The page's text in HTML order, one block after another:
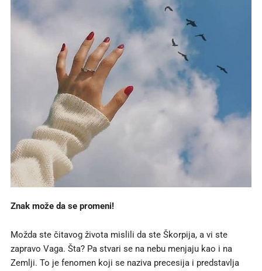
Znak može da se promeni!
Možda ste čitavog života mislili da ste Škorpija, a vi ste
zapravo Vaga. Šta? Pa stvari se na nebu menjaju kao i na
Zemlji. To je fenomen koji se naziva precesija i predstavlja